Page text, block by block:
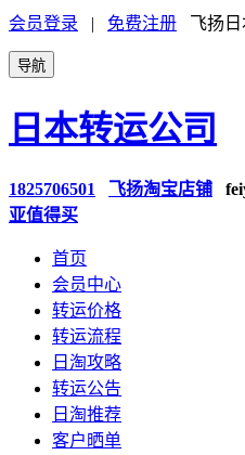
会员登录 | 免费注册 飞扬日
导航
日本转运公司
1825706501 飞扬淘宝店铺
亚值得买
首页
会员中心
转运价格
转运流程
日淘攻略
转运公告
日淘推荐
客户晒单